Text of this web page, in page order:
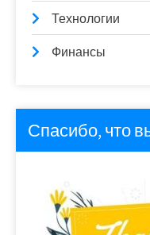
Технологии
Финансы
Спасибо, что